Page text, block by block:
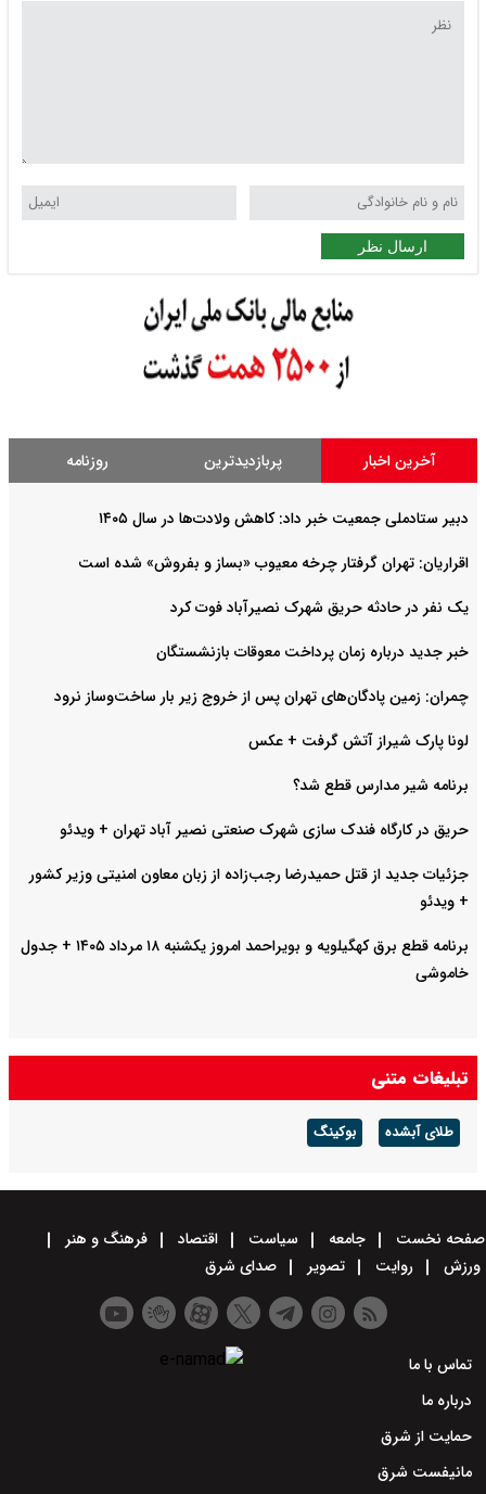
ارسال نظر
آخرین اخبار پربازدیدترین روزنامه
دبیر ستادملی جمعیت خبر داد: کاهش ولادت‌ها در سال ۱۴۰۵
اقراریان: تهران گرفتار چرخه معیوب «بساز و بفروش» شده است
یک نفر در حادثه حریق شهرک نصیرآباد فوت کرد
خبر جدید درباره زمان پرداخت معوقات بازنشستگان
چمران: زمین پادگان‌های تهران پس از خروج زیر بار ساخت‌وساز نرود
لونا پارک شیراز آتش گرفت + عکس
برنامه شیر مدارس قطع شد؟
حریق در کارگاه فندک سازی شهرک صنعتی نصیر آباد تهران + ویدئو
جزئیات جدید از قتل حمیدرضا رجب‌زاده از زبان معاون امنیتی وزیر کشور
+ ویدئو
برنامه قطع برق کهگیلویه و بویراحمد امروز یکشنبه ۱۸ مرداد ۱۴۰۵ + جدول
خاموشی
تبلیغات متنی
طلای آبشده بوکینگ
صفحه نخست جامعه سیاست اقتصاد
فرهنگ و هنر
ورزش
روایت تصویر صدای شرق
تماس با ما
درباره ما
حمایت از شرق
مانیفست شرق